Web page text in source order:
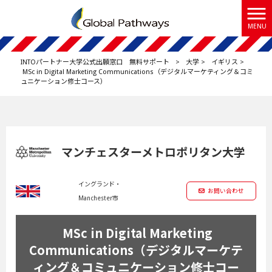
MENU
INTOパートナー大学公式出願窓口 無料サポート > 大学 > イギリス >
MSc in Digital Marketing Communications（デジタルマーケティング＆コミ
ュニケーション修士コース）
マンチェスターメトロポリタン大学
イングランド・
Manchester市
お問い合わせ
MSc in Digital Marketing
Communications（デジタルマーケテ
ィング＆コミュニケーション修士コー